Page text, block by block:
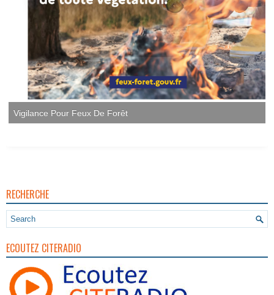
Vigilance Pour Feux De Forêt
RECHERCHE
ECOUTEZ CITERADIO